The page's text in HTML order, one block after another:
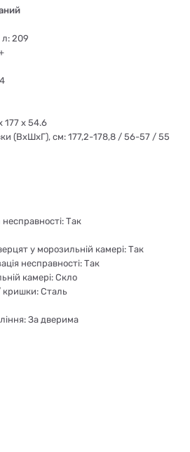
л: 209
177 x 54.6
(ВхШхГ), см: 177,2-178,8 / 56-57 / 55
Так
у морозильній камері: Так
несправності: Так
камері: Скло
кришки: Сталь
За дверима